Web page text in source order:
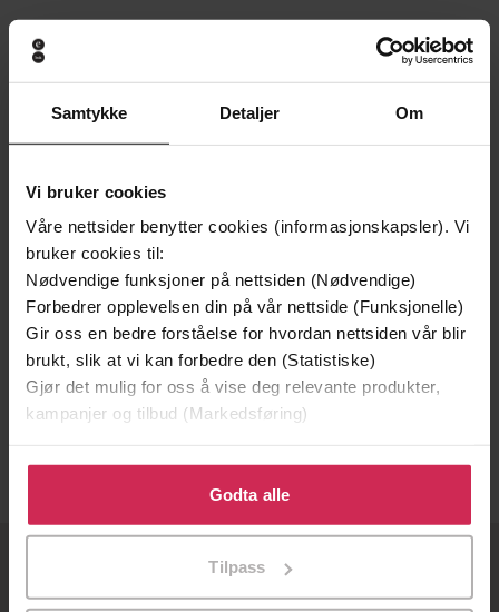
Samtykke Detaljer Om
Vi bruker cookies
Våre nettsider benytter cookies (informasjonskapsler). Vi
bruker cookies til:
Nødvendige funksjoner på nettsiden (Nødvendige)
Forbedrer opplevelsen din på vår nettside (Funksjonelle)
Gir oss en bedre forståelse for hvordan nettsiden vår blir
brukt, slik at vi kan forbedre den (Statistiske)
Gjør det mulig for oss å vise deg relevante produkter,
kampanjer og tilbud (Markedsføring)
Klikk på «Godta alle» for å gi oss ditt samtykke til å
bruke cookies for alle disse formålene. Du kan også
tilpasse ditt samtykke til spesifikke formål ved å klikke
Godta alle
Tilpass
627,-
Computer Science for the IB Diploma
Carl Turland